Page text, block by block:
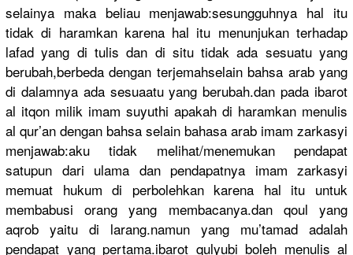
selainya maka beliau menjawab:sesungguhnya hal itu
tidak di haramkan karena hal itu menunjukan terhadap
lafad yang di tulis dan di situ tidak ada sesuatu yang
berubah,berbeda dengan terjemahselain bahsa arab yang
di dalamnya ada sesuaatu yang berubah.dan pada ibarot
al itqon milik imam suyuthi apakah di haramkan menulis
al qur’an dengan bahsa selain bahasa arab imam zarkasyi
menjawab:aku tidak melihat/menemukan pendapat
satupun dari ulama dan pendapatnya imam zarkasyi
memuat hukum di perbolehkan karena hal itu untuk
membabusi orang yang membacanya.dan qoul yang
aqrob yaitu di larang.namun yang mu’tamad adalah
pendapat yang pertama.ibarot qulyubi boleh menulis al